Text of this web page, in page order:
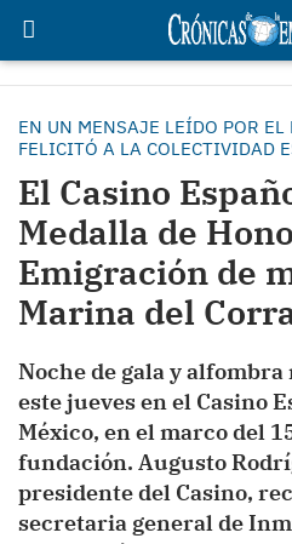
EN UN MENSAJE LEÍDO POR
FELICITÓ A LA COLECTIVIDAD
El Casino
Medalla de
Emigración de
Marina del
Noche de gala y
este jueves en el Casino
México, en el marco del
fundación. Augusto
presidente del Casino,
secretaria general de